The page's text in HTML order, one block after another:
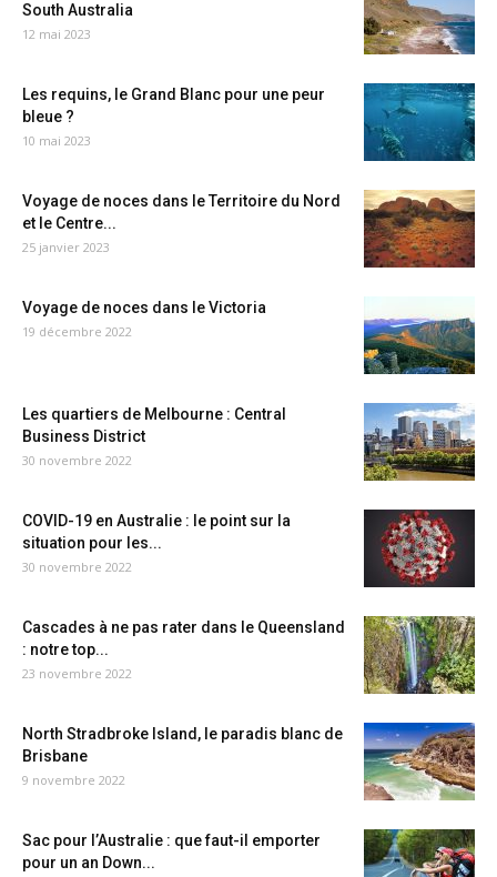
South Australia
12 mai 2023
Les requins, le Grand Blanc pour une peur
bleue ?
10 mai 2023
Voyage de noces dans le Territoire du Nord
et le Centre...
25 janvier 2023
Voyage de noces dans le Victoria
19 décembre 2022
Les quartiers de Melbourne : Central
Business District
30 novembre 2022
COVID-19 en Australie : le point sur la
situation pour les...
30 novembre 2022
Cascades à ne pas rater dans le Queensland
: notre top...
23 novembre 2022
North Stradbroke Island, le paradis blanc de
Brisbane
9 novembre 2022
Sac pour l’Australie : que faut-il emporter
pour un an Down...